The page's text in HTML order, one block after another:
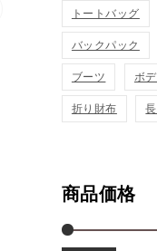
トートバッグ
バックパック
ブーツ ボ
折り財布
商品価格